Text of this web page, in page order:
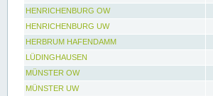
HENRICHENBURG OW
HENRICHENBURG UW
HERBRUM HAFENDAMM
LÜDINGHAUSEN
MÜNSTER OW
MÜNSTER UW